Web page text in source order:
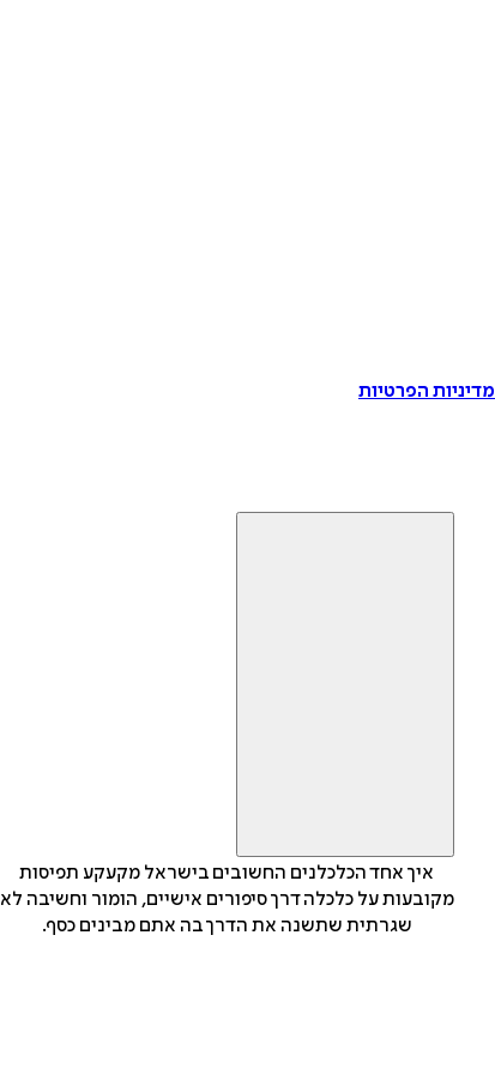
הפרטיות
איך אחד הכלכלנים החשובים בישראל מקעקע תפיסות
מקובעות על כלכלה דרך סיפורים אישיים, הומור וחשיבה לא
שגרתית שתשנה את הדרך בה אתם מבינים כסף.